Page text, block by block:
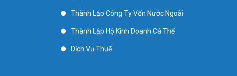
Thành Lập Công Ty Vốn Nước Ngoài
Thành Lập Hộ Kinh Doanh Cá Thể
Dịch Vụ Thuế